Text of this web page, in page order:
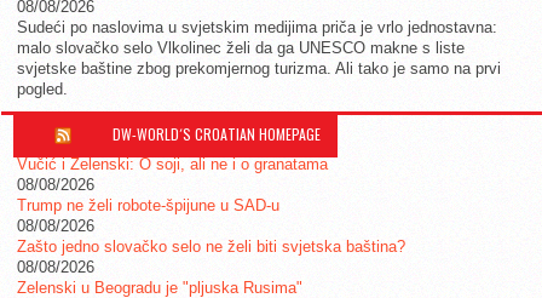
08/08/2026
Sudeći po naslovima u svjetskim medijima priča je vrlo jednostavna:
malo slovačko selo Vlkolinec želi da ga UNESCO makne s liste
svjetske baštine zbog prekomjernog turizma. Ali tako je samo na prvi
pogled.
DW-WORLD´S CROATIAN HOMEPAGE
Vučić i Zelenski: O soji, ali ne i o granatama
08/08/2026
Trump ne želi robote-špijune u SAD-u
08/08/2026
Zašto jedno slovačko selo ne želi biti svjetska baština?
08/08/2026
Zelenski u Beogradu je "pljuska Rusima"